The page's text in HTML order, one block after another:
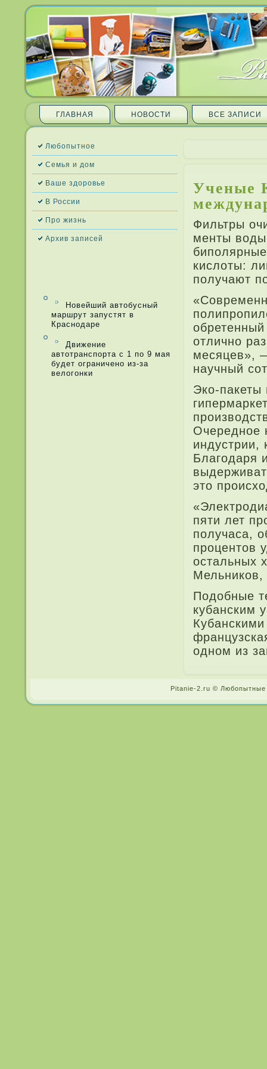
ГЛАВНАЯ НОВОСТИ ВСЕ ЗАПИ­СИ
Любопытное
Семья и дом
Ваше здоровье
В России
Про жизнь
Архив запи­сей
Новейший автобусный
маршрут запустят в
Краснодаре
Движение
автотранспорта с 1 по 9 мая
будет ограничено из-за
велогонки
Ученые
Фильтры
менты
кислоты:
получают
отлично
месяцев»,
научный
Эко-пакеты
Очередное
индустри­и,
Благода­ря
это
пяти ле­т
получаса,
процентов
остальных
Подобные
кубанским
одном из
Pitanie-2.ru ©